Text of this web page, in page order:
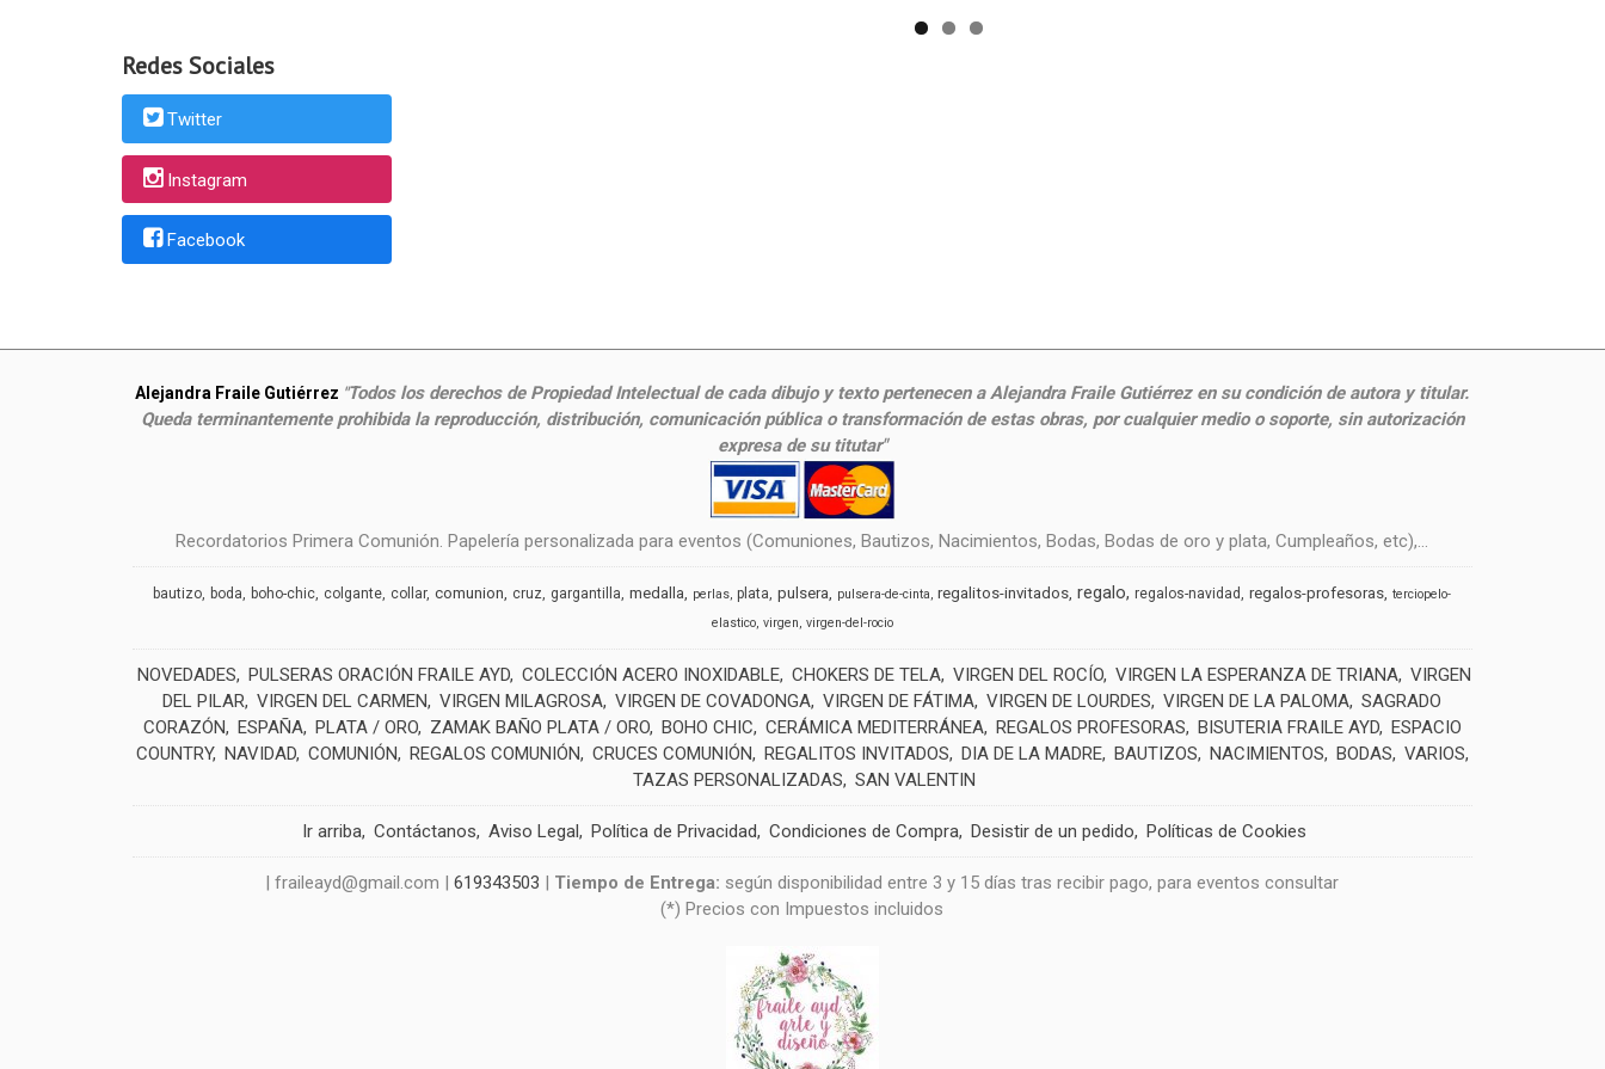
Redes Sociales
Twitter
Instagram
Facebook
Alejandra Fraile Gutiérrez "Todos los derechos de Propiedad Intelectual de cada dibujo y texto pertenecen a Alejandra Fraile Gutiérrez en su condición de autora y titular.
Queda terminantemente prohibida la reproducción, distribución, comunicación pública o transformación de estas obras, por cualquier medio o soporte, sin autorización
expresa de su titutar"
Recordatorios Primera Comunión. Papelería personalizada para eventos (Comuniones, Bautizos, Nacimientos, Bodas, Bodas de oro y plata, Cumpleaños, etc),...
bautizo boda boho-chic colgante collar comunion cruz gargantilla medalla perlas plata pulsera pulsera-de-cinta regalitos-invitados regalo regalos-navidad regalos-profesoras terciopelo-
elastico virgen virgen-del-rocio
NOVEDADES PULSERAS ORACIÓN FRAILE AYD COLECCIÓN ACERO INOXIDABLE CHOKERS DE TELA VIRGEN DEL ROCÍO VIRGEN LA ESPERANZA DE TRIANA VIRGEN
DEL PILAR VIRGEN DEL CARMEN VIRGEN MILAGROSA VIRGEN DE COVADONGA VIRGEN DE FÁTIMA VIRGEN DE LOURDES VIRGEN DE LA PALOMA SAGRADO
CORAZÓN
ESPAÑA PLATA / ORO ZAMAK BAÑO PLATA / ORO BOHO CHIC CERÁMICA MEDITERRÁNEA REGALOS PROFESORAS BISUTERIA FRAILE AYD ESPACIO
COUNTRY NAVIDAD COMUNIÓN REGALOS COMUNIÓN CRUCES COMUNIÓN REGALITOS INVITADOS DIA DE LA MADRE BAUTIZOS NACIMIENTOS BODAS
VARIOS
TAZAS PERSONALIZADAS
SAN VALENTIN
Ir arriba Contáctanos Aviso Legal Política de Privacidad Condiciones de Compra Desistir de un pedido Políticas de Cookies
| fraileayd@gmail.com |619343503 | Tiempo de Entrega: según disponibilidad entre 3 y 15 días tras recibir pago, para eventos consultar
(*) Precios con Impuestos incluidos